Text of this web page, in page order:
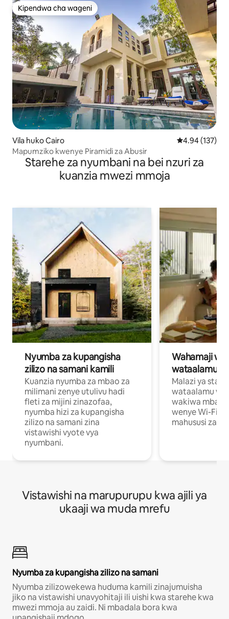
Kipendwa cha wageni
Kipendwa cha wageni
Vila huko Cairo Ukadiriaji wa
4.94 (137)
Mapumziko kwenye Piramidi za Abusir
Starehe za nyumbani na bei nzuri za
kuanzia mwezi mmoja
Nyumba za kupangisha
zilizo na samani kamili
Kuanzia nyumba za mbao za
milimani zenye utulivu hadi
fleti za mijini zinazofaa,
nyumba hizi za kupangisha
zilizo na samani zina
vistawishi vyote vya
nyumbani.
Wahamaji
wataalamu
Malazi ya
wataalamu
wakiwa mbali
wenye Wi-Fi
mahususi za
Vistawishi na marupurupu kwa ajili ya
ukaaji wa muda mrefu
Nyumba za kupangisha zilizo na samani
Nyumba zilizowekewa huduma kamili zinajumuisha
jiko na vistawishi unavyohitaji ili uishi kwa starehe kwa
mwezi mmoja au zaidi. Ni mbadala bora kwa